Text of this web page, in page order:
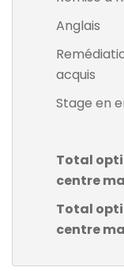
Anglais
acquis
Stage en
Total
centre
Total
centre